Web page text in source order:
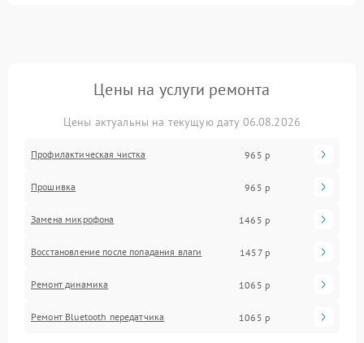
Цены на услуги ремонта
Цены актуальны на текущую дату 06.08.2026
Профилактическая чистка 965 р
Прошивка 965 р
Замена микрофона 1465 р
Восстановление после попадания влаги 1457 р
Ремонт динамика 1065 р
Ремонт Bluetooth передатчика 1065 р